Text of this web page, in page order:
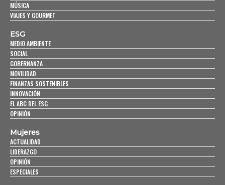
MÚSICA
VIAJES Y GOURMET
ESG
MEDIO AMBIENTE
SOCIAL
GOBERNANZA
MOVILIDAD
FINANZAS SOSTENIBLES
INNOVACIÓN
EL ABC DEL ESG
OPINIÓN
Mujeres
ACTUALIDAD
LIDERAZGO
OPINIÓN
ESPECIALES